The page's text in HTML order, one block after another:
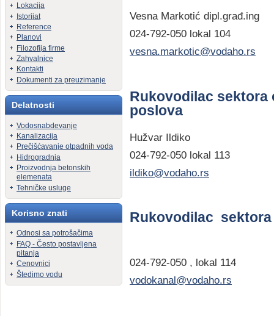
Lokacija
Istorijat
Reference
Planovi
Filozofija firme
Zahvalnice
Kontakti
Dokumenti za preuzimanje
Delatnosti
Vodosnabdevanje
Kanalizacija
Prečišćavanje otpadnih voda
Hidrogradnja
Proizvodnja betonskih
elemenata
Tehničke usluge
Korisno znati
Odnosi sa potrošačima
FAQ - Često postavljena
pitanja
Cenovnici
Štedimo vodu
Vesna Markotić dipl.građ.ing
024-792-050 lokal 104
vesna.markotic@vodaho.rs
Rukovodilac
poslova
Hužvar Ildiko
024-792-050 lokal 113
ildiko@vodaho.rs
Rukovodilac
024-792-050 , lokal 114
vodokanal@vodaho.rs